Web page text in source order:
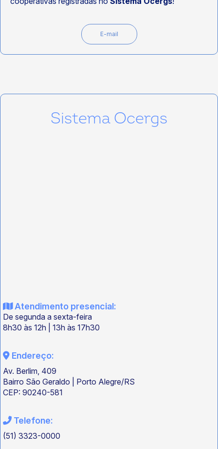
E-mail
Sistema Ocergs
Atendimento presencial:
De segunda a sexta-feira
8h30 às 12h | 13h às 17h30
Endereço:
Av. Berlim, 409
Bairro São Geraldo | Porto Alegre/RS
CEP: 90240-581
Telefone:
(51) 3323-0000